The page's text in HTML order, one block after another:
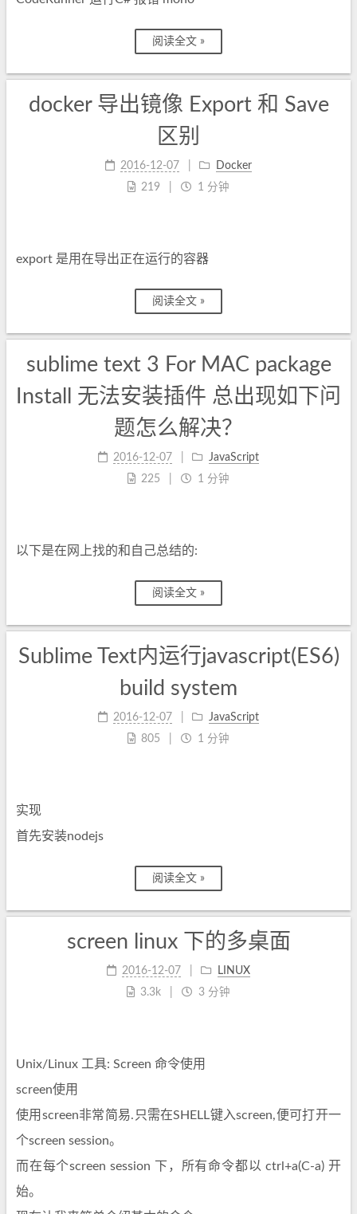
阅读全文 »
docker 导出镜像 Export 和 Save
区别
2016-12-07
Docker
219
1 分钟
export 是用在导出正在运行的容器
阅读全文 »
sublime text 3 For MAC package
Install 无法安装插件 总出现如下问
题怎么解决？
2016-12-07
JavaScript
225
1 分钟
以下是在网上找的和自己总结的:
阅读全文 »
Sublime Text内运行javascript(ES6)
build system
2016-12-07
JavaScript
805
1 分钟
实现
首先安装nodejs
阅读全文 »
screen linux 下的多桌面
2016-12-07
LINUX
3.3k
3 分钟
Unix/Linux 工具: Screen 命令使用
screen使用
使用screen非常简易.只需在SHELL键入screen,便可打开一
个screen session。
而在每个screen session 下，所有命令都以 ctrl+a(C-a) 开
始。